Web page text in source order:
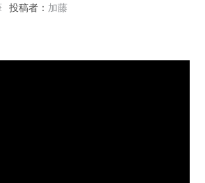
投稿者： 加藤